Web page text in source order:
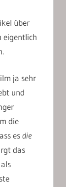
über
eigentlich
ja sehr
und
die
esdie
das